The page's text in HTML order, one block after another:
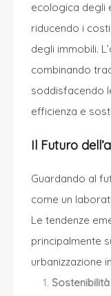
ecologica degli
riducendo i
degli immobili.
combinando
soddisfacendo
efficienza e
Il Futuro
Guardando al
come un
Le tendenze
principalmente
urbanizzazione